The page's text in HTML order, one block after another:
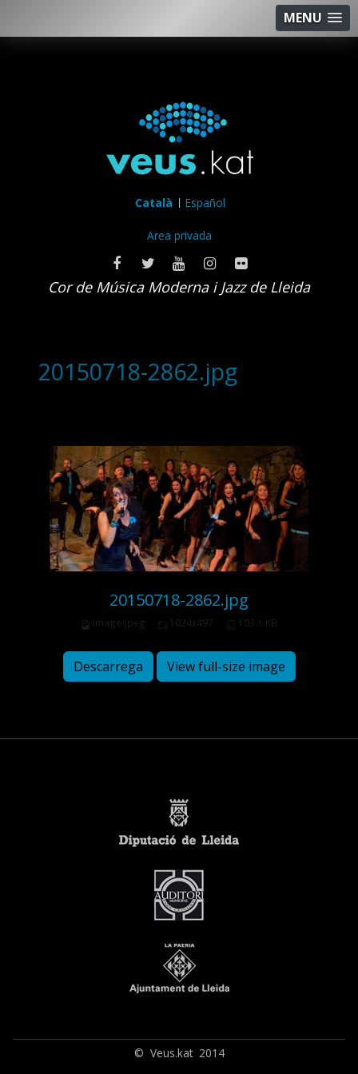
MENU
Català Español
Area privada
Cor de Música Moderna i Jazz de Lleida
20150718-2862.jpg
20150718-2862.jpg
image/jpeg 1024x497 103.1 KB
Descarrega View full-size image
© Veus.kat 2014